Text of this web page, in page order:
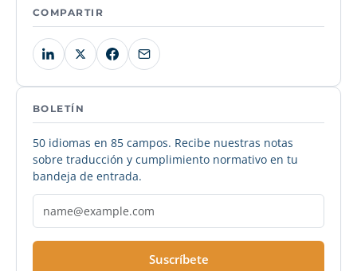
COMPARTIR
BOLETÍN
50 idiomas en 85 campos. Recibe nuestras notas
sobre traducción y cumplimiento normativo en tu
bandeja de entrada.
Suscríbete